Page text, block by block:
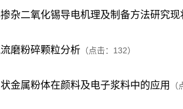
杂二氧化锡导电机理及制备方法研究现
磨粉碎颗粒分析 （点击： 132）
金属粉体在颜料及电子浆料中的应用